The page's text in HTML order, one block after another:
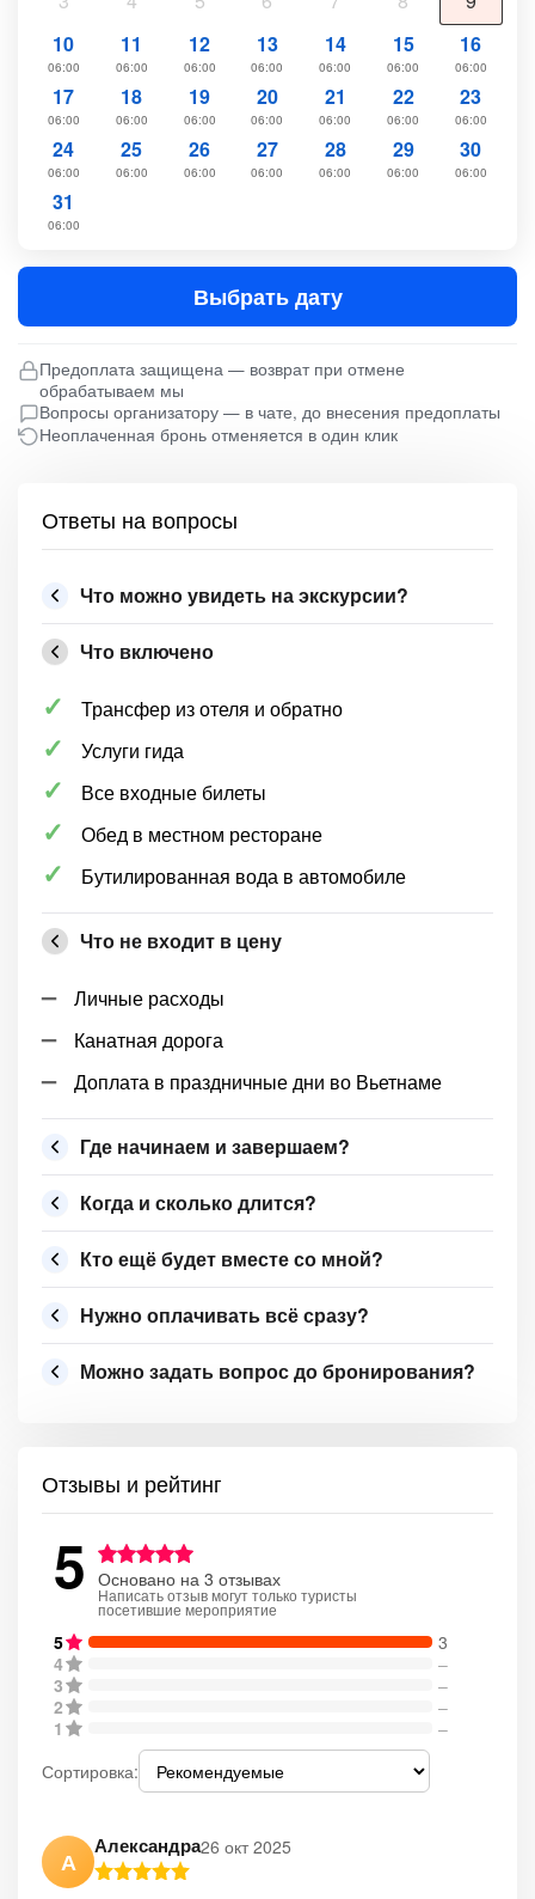
10
06:00
11
06:00
12
06:00
13
06:00
14
06:00
15
06:00
16
06:00
17
06:00
18
06:00
19
06:00
20
06:00
21
06:00
22
06:00
23
06:00
24
06:00
25
06:00
26
06:00
27
06:00
28
06:00
29
06:00
30
06:00
31
06:00
Выбрать дату
Предоплата защищена — возврат при отмене
обрабатываем мы
Вопросы организатору — в чате, до внесения предоплаты
Неоплаченная бронь отменяется в один клик
Ответы на вопросы
Что можно увидеть на экскурсии?
Что включено
Трансфер из отеля и обратно
Услуги гида
Все входные билеты
Обед в местном ресторане
Бутилированная вода в автомобиле
Что не входит в цену
Личные расходы
Канатная дорога
Доплата в праздничные дни во Вьетнаме
Где начинаем и завершаем?
Когда и сколько длится?
Кто ещё будет вместе со мной?
Нужно оплачивать всё сразу?
Можно задать вопрос до бронирования?
Отзывы и рейтинг
5 Основано на 3 отзывах
Написать отзыв могут только туристы
посетившие мероприятие
5
3
4
–
3
–
2
–
1
–
Сортировка:
А
Александра26 окт 2025